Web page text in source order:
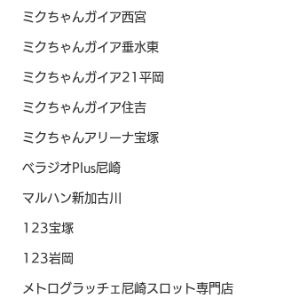
ミクちゃんガイア西宮
ミクちゃんガイア垂水東
ミクちゃんガイア21平岡
ミクちゃんガイア住吉
ミクちゃんアリーナ宝塚
ベラジオPlus尼崎
マルハン新加古川
123宝塚
123岩岡
メトログラッチェ尼崎スロット専門店